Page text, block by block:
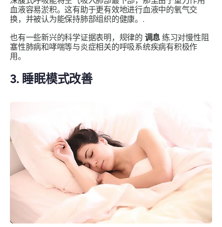
血液容易淤积。这有助于更有效地进行血液中的氧气交
换，并被认为能保持肺部组织的健康。.
也有一些新兴的科学证据表明，规律的 调息 练习对慢性阻
塞性肺病和哮喘等与炎症相关的呼吸系统疾病有积极作
用。
3. 睡眠模式改善